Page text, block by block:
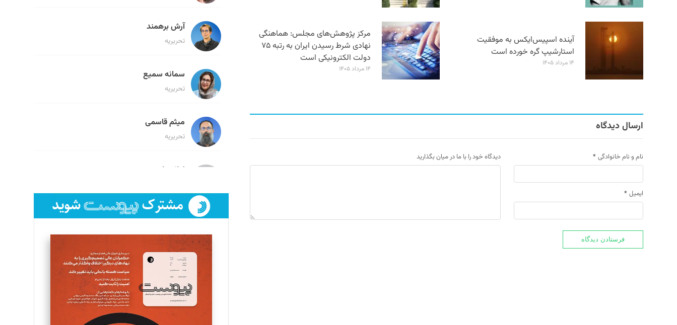
آینده اسپیس‌ایکس به موفقیت
استارشیپ گره خورده است
۱۴ مرداد ۱۴۰۵
مرکز پژوهش‌های مجلس: هماهنگی
نهادی شرط رسیدن ایران به رتبه ۷۵
دولت الکترونیکی است
۱۴ مرداد ۱۴۰۵
ارسال دیدگاه
نام و نام خانوادگی *
ایمیل *
دیدگاه خود را با ما در میان بگذارید
آرش برهمند
تحریریه
سمانه سمیع
تحریریه
میثم قاسمی
تحریریه
لیلا حنارود
فائزه فتحی رستمی
تحریریه
سروش کرمیان
تحریریه
مینا پاکدل